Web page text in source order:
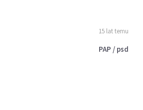
15 lat temu
PAP / psd